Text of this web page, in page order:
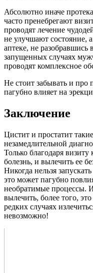
Абсолютно иначе
часто пренебрегают
проводят лечение
не улучшают состояние,
аптеке, не разобравшись
запущенных случаях
проводят комплексное
Не стоит забывать и про
пагубно влияет на
Заключение
Цистит и простатит
незамедлительной
Только благодаря
болезнь, и вылечить ее
Никогда нельзя
это может пагубно
необратимые процессы.
вылечить, более того,
редких случаях
невозможно!